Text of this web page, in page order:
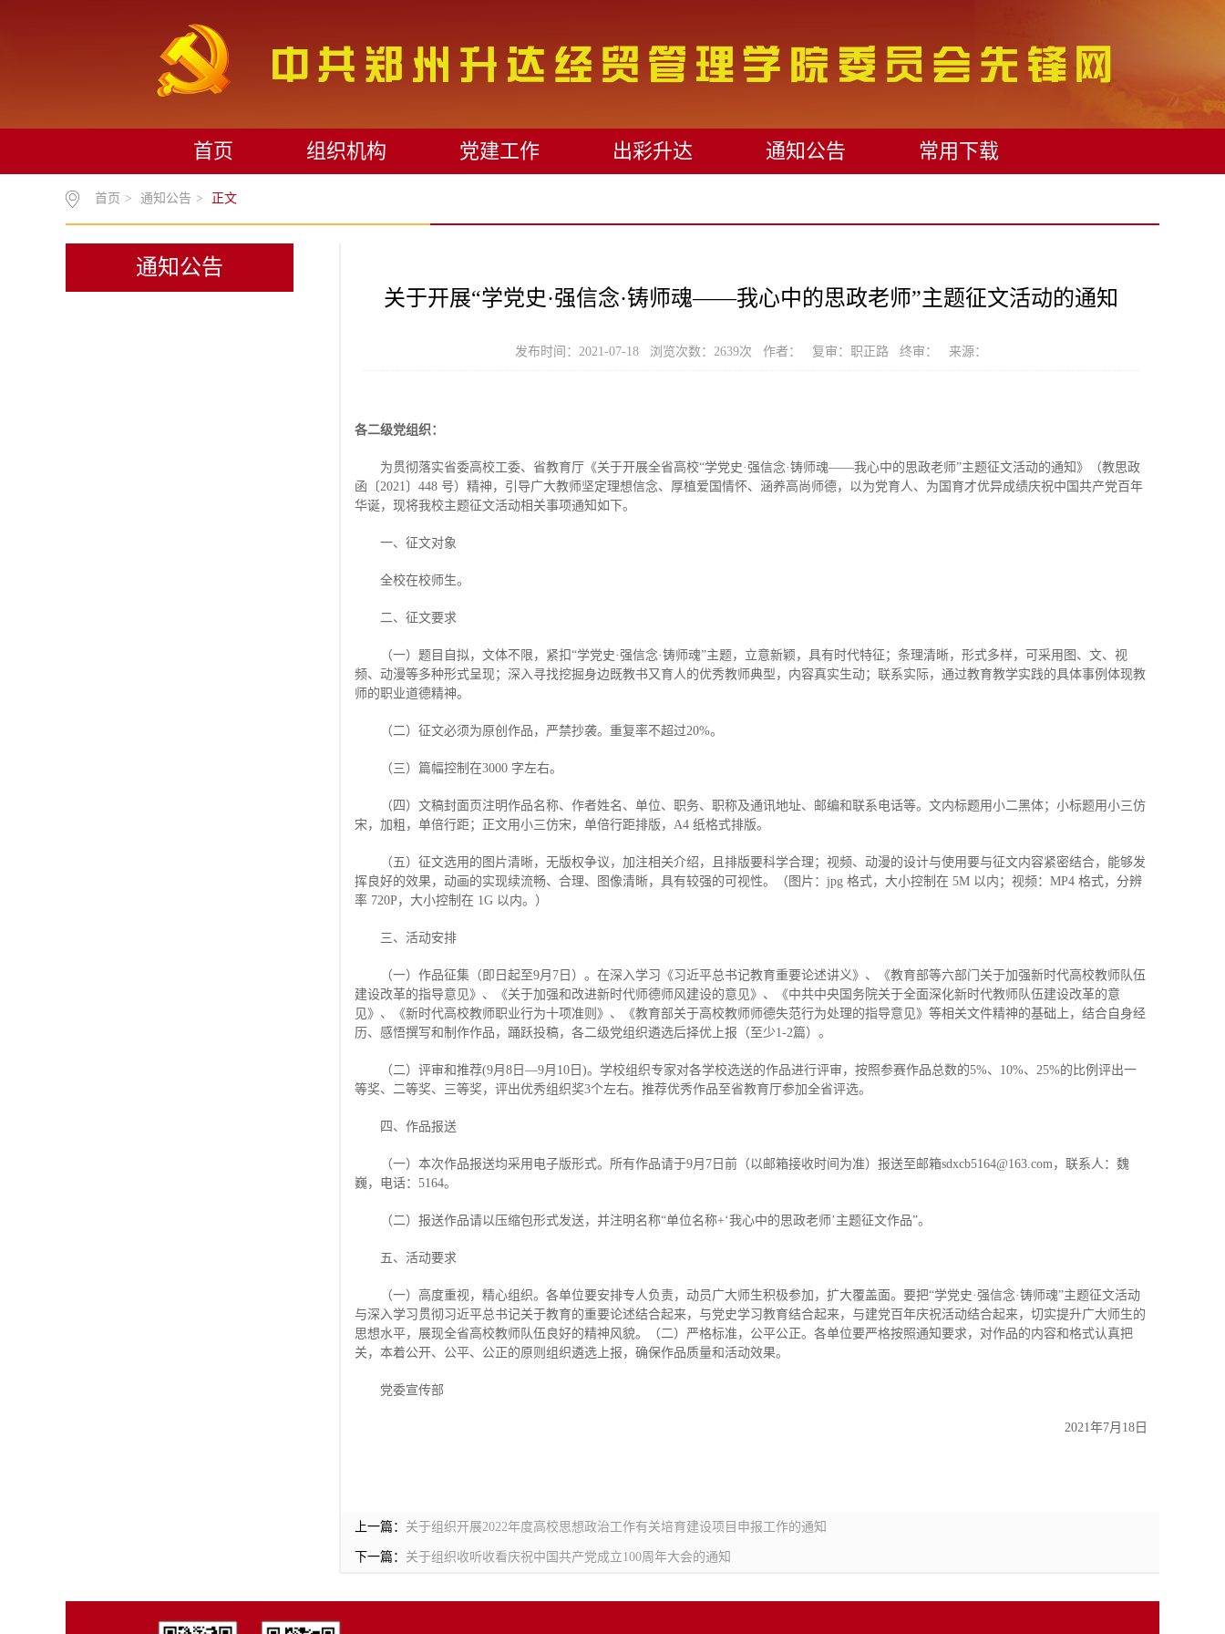
首页 组织机构 党建工作 出彩升达 通知公告 常用下载
首页 > 通知公告 > 正文
通知公告
关于开展“学党史·强信念·铸师魂——我心中的思政老师”主题征文活动的通知
发布时间：2021-07-18 浏览次数： 2639次 作者： 复审：职正路 终审： 来源：
各二级党组织：
为贯彻落实省委高校工委、省教育厅《关于开展全省高校“学党史·强信念·铸师魂——我心中的思政老师”主题征文活动的通知》（教思政
函〔2021〕448 号）精神，引导广大教师坚定理想信念、厚植爱国情怀、涵养高尚师德，以为党育人、为国育才优异成绩庆祝中国共产党百年
华诞，现将我校主题征文活动相关事项通知如下。
一、征文对象
全校在校师生。
二、征文要求
（一）题目自拟，文体不限，紧扣“学党史·强信念·铸师魂”主题，立意新颖，具有时代特征；条理清晰，形式多样，可采用图、文、视
频、动漫等多种形式呈现；深入寻找挖掘身边既教书又育人的优秀教师典型，内容真实生动；联系实际，通过教育教学实践的具体事例体现教
师的职业道德精神。
（二）征文必须为原创作品，严禁抄袭。重复率不超过20%。
（三）篇幅控制在3000 字左右。
（四）文稿封面页注明作品名称、作者姓名、单位、职务、职称及通讯地址、邮编和联系电话等。文内标题用小二黑体；小标题用小三仿
宋，加粗，单倍行距；正文用小三仿宋，单倍行距排版，A4 纸格式排版。
（五）征文选用的图片清晰，无版权争议，加注相关介绍，且排版要科学合理；视频、动漫的设计与使用要与征文内容紧密结合，能够发
挥良好的效果，动画的实现续流畅、合理、图像清晰，具有较强的可视性。（图片：jpg 格式，大小控制在 5M 以内；视频：MP4 格式，分辨
率 720P，大小控制在 1G 以内。）
三、活动安排
（一）作品征集（即日起至9月7日）。在深入学习《习近平总书记教育重要论述讲义》、《教育部等六部门关于加强新时代高校教师队伍
建设改革的指导意见》、《关于加强和改进新时代师德师风建设的意见》、《中共中央国务院关于全面深化新时代教师队伍建设改革的意
见》、《新时代高校教师职业行为十项准则》、《教育部关于高校教师师德失范行为处理的指导意见》等相关文件精神的基础上，结合自身经
历、感悟撰写和制作作品，踊跃投稿，各二级党组织遴选后择优上报（至少1-2篇）。
（二）评审和推荐(9月8日—9月10日)。学校组织专家对各学校选送的作品进行评审，按照参赛作品总数的5%、10%、25%的比例评出一
等奖、二等奖、三等奖，评出优秀组织奖3个左右。推荐优秀作品至省教育厅参加全省评选。
四、作品报送
（一）本次作品报送均采用电子版形式。所有作品请于9月7日前（以邮箱接收时间为准）报送至邮箱sdxcb5164@163.com，联系人：魏
巍，电话：5164。
（二）报送作品请以压缩包形式发送，并注明名称“单位名称+‘我心中的思政老师’主题征文作品”。
五、活动要求
（一）高度重视，精心组织。各单位要安排专人负责，动员广大师生积极参加，扩大覆盖面。要把“学党史·强信念·铸师魂”主题征文活动
与深入学习贯彻习近平总书记关于教育的重要论述结合起来，与党史学习教育结合起来，与建党百年庆祝活动结合起来，切实提升广大师生的
思想水平，展现全省高校教师队伍良好的精神风貌。（二）严格标准，公平公正。各单位要严格按照通知要求，对作品的内容和格式认真把
关，本着公开、公平、公正的原则组织遴选上报，确保作品质量和活动效果。
党委宣传部
2021年7月18日
上一篇： 关于组织开展2022年度高校思想政治工作有关培育建设项目申报工作的通知
下一篇： 关于组织收听收看庆祝中国共产党成立100周年大会的通知